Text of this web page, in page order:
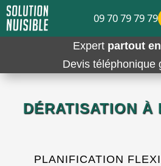
Expert partout
Devis téléphonique
DÉRATISATION À
PLANIFICATION
09 70 79 79 79